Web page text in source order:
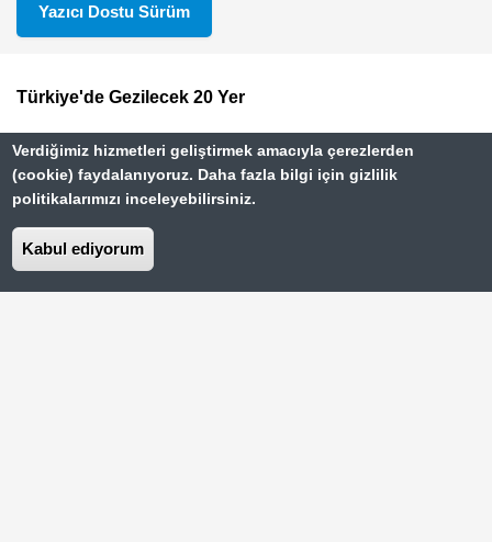
Yazıcı Dostu Sürüm
Footer
Top
Menu
Türkiye'de Gezilecek 20 Yer
Paris Gezi Rehberi
Vizesiz Ülkeler Rehberi
İstanbul Gezilecek Yerler
Verdiğimiz hizmetleri geliştirmek amacıyla çerezlerden
(cookie) faydalanıyoruz. Daha fazla bilgi için gizlilik
politikalarımızı inceleyebilirsiniz.
Kabul ediyorum